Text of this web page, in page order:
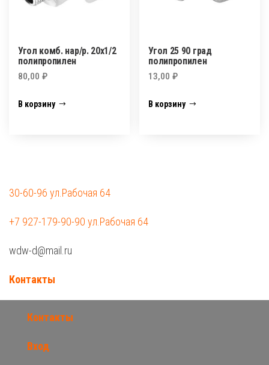
Угол комб. нар/р. 20х1/2
полипропилен
80,00 ₽
В корзину
Угол 25 90 град
полипропилен
13,00₽
В корзину
30-60-96 ул.Рабочая 64
+7 927-179-90-90 ул.Рабочая 64
wdw-d@mail.ru
Контакты
Контакты
Вход